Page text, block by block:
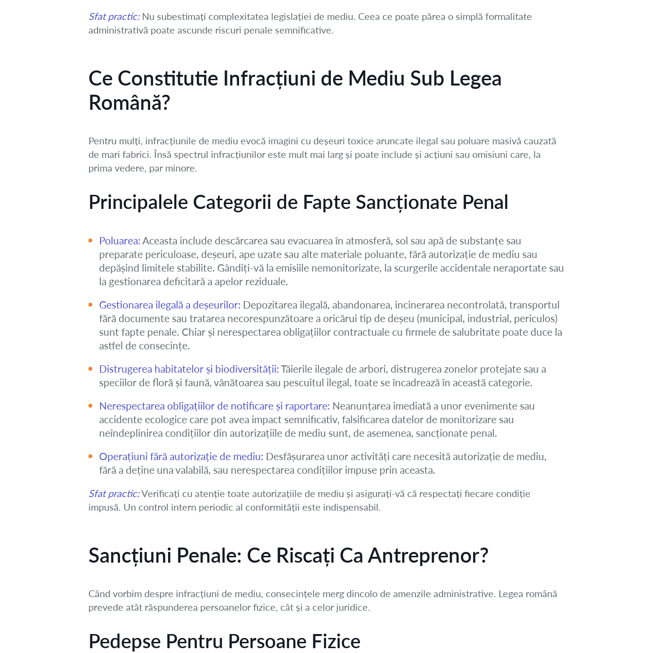
Sfat practic:Nu subestimați complexitatea legislației de mediu. Ceea ce poate părea o simplă formalitate
administrativă poate ascunde riscuri penale semnificative.
Ce Constitutie Infracțiuni de Mediu Sub Legea
Română?
Pentru mulți, infracțiunile de mediu evocă imagini cu deșeuri toxice aruncate ilegal sau poluare masivă cauzată
de mari fabrici. Însă spectrul infracțiunilor este mult mai larg și poate include și acțiuni sau omisiuni care, la
prima vedere, par minore.
Principalele Categorii de Fapte Sancționate Penal
Poluarea: Aceasta include descărcarea sau evacuarea în atmosferă, sol sau apă de substanțe sau
preparate periculoase, deșeuri, ape uzate sau alte materiale poluante, fără autorizație de mediu sau
depășind limitele stabilite. Gândiți-vă la emisiile nemonitorizate, la scurgerile accidentale neraportate sau
la gestionarea deficitară a apelor reziduale.
Gestionarea ilegală a deșeurilor: Depozitarea ilegală, abandonarea, incinerarea necontrolată, transportul
fără documente sau tratarea necorespunzătoare a oricărui tip de deșeu (municipal, industrial, periculos)
sunt fapte penale. Chiar și nerespectarea obligațiilor contractuale cu firmele de salubritate poate duce la
astfel de consecințe.
Distrugerea habitatelor și biodiversității: Tăierile ilegale de arbori, distrugerea zonelor protejate sau a
speciilor de floră și faună, vânătoarea sau pescuitul ilegal, toate se încadrează în această categorie.
Nerespectarea obligațiilor de notificare și raportare: Neanunțarea imediată a unor evenimente sau
accidente ecologice care pot avea impact semnificativ, falsificarea datelor de monitorizare sau
neîndeplinirea condițiilor din autorizațiile de mediu sunt, de asemenea, sancționate penal.
Operațiuni fără autorizație de mediu: Desfășurarea unor activități care necesită autorizație de mediu,
fără a deține una valabilă, sau nerespectarea condițiilor impuse prin aceasta.
Sfat practic:Verificați cu atenție toate autorizațiile de mediu și asigurați-vă că respectați fiecare condiție
impusă. Un control intern periodic al conformității este indispensabil.
Sancțiuni Penale: Ce Riscați Ca Antreprenor?
Când vorbim despre infracțiuni de mediu, consecințele merg dincolo de amenzile administrative. Legea română
prevede atât răspunderea persoanelor fizice, cât și a celor juridice.
Pedepse Pentru Persoane Fizice